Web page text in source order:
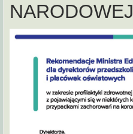
NARODOWEJ